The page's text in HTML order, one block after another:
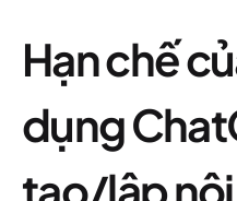
Hạn chế
dụng
tạo/lập